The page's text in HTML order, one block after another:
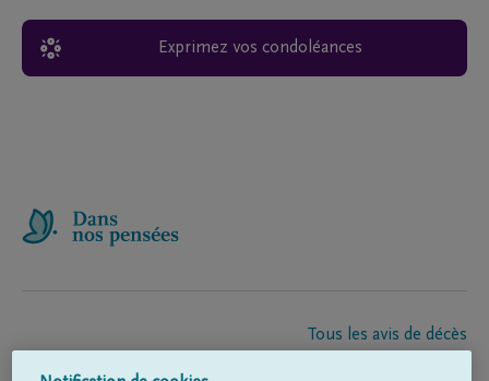
Exprimez vos condoléances
Tous les avis de décès